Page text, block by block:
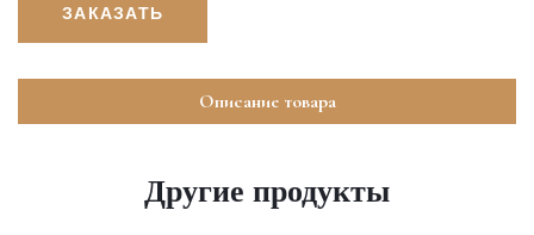
ЗАКАЗАТЬ
Описание товара
Другие продукты